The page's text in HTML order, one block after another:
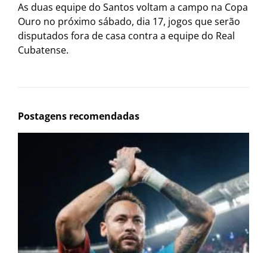
As duas equipe do Santos voltam a campo na Copa
Ouro no próximo sábado, dia 17, jogos que serão
disputados fora de casa contra a equipe do Real
Cubatense.
Postagens recomendadas